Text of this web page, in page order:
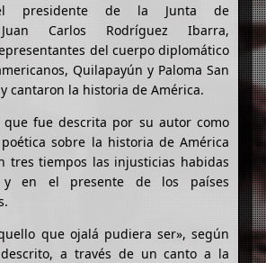
el presidente de la Junta de
Juan Carlos Rodríguez Ibarra,
del cuerpo diplomático
Quilapayún y Paloma San
cantaron la historia de América.
que fue descrita por su autor como
sobre la historia de América
tres tiempos las injusticias habidas
en el presente de los países
que ojalá pudiera ser», según
a través de un canto a la